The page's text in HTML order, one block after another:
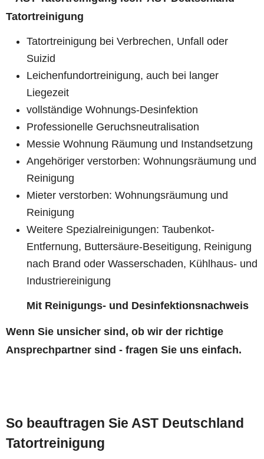
Tatortreinigung
Tatortreinigung bei Verbrechen, Unfall oder
Suizid
Leichenfundortreinigung, auch bei langer
Liegezeit
vollständige Wohnungs-Desinfektion
Professionelle Geruchsneutralisation
Messie Wohnung Räumung und Instandsetzung
Angehöriger verstorben: Wohnungsräumung und
Reinigung
Mieter verstorben: Wohnungsräumung und
Reinigung
Weitere Spezialreinigungen: Taubenkot-
Entfernung, Buttersäure-Beseitigung, Reinigung
nach Brand oder Wasserschaden, Kühlhaus- und
Industriereinigung
Mit Reinigungs- und Desinfektionsnachweis
Wenn Sie unsicher sind, ob wir der richtige
Ansprechpartner sind - fragen Sie uns einfach.
So beauftragen Sie AST Deutschland
Tatortreinigung